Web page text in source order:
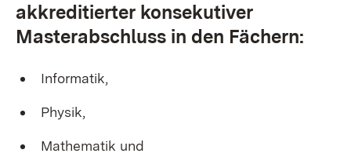
akkreditierter konsekutiver
Masterabschluss in den Fächern:
Informatik,
Physik,
Mathematik und